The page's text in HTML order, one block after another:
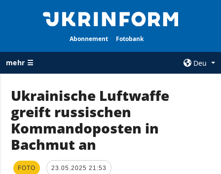
Abonnement Fotobank
mehr ☰
Deu
ALLE
Krieg
Wiederaufbau
der Ukraine
Über uns
Ukrainische Luftwaffe
greift russischen
Kommandoposten in
Bachmut an
FOTO 23.05.2025 21:53